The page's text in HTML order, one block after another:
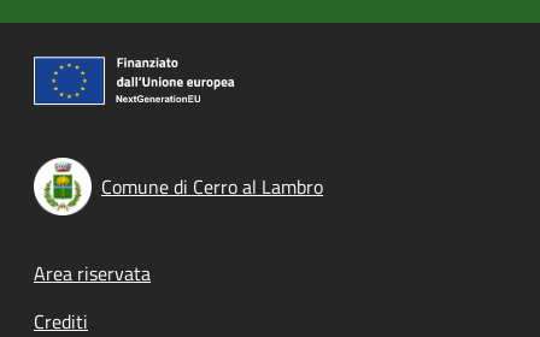
Comune di Cerro al Lambro
Footer menu
Area riservata
Crediti